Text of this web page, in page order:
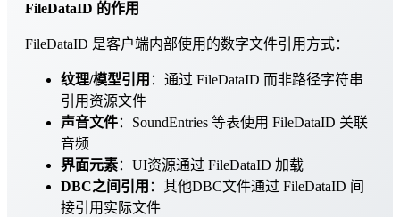
FileDataID 的作用
FileDataID 是客户端内部使用的数字文件引用方式：
纹理/模型引用 ：通过 FileDataID 而非路径字符串
引用资源文件
声音文件：SoundEntries 等表使用 FileDataID 关联
音频
界面元素：UI资源通过 FileDataID 加载
DBC之间引用 ：其他DBC文件通过 FileDataID 间
接引用实际文件